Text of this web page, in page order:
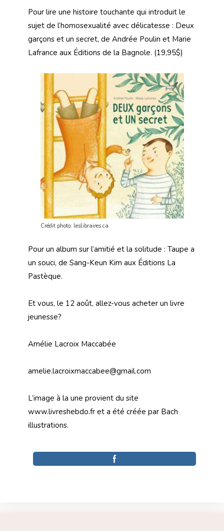
Pour lire une histoire touchante qui introduit le
sujet de l’homosexualité avec délicatesse : Deux
garçons et un secret, de Andrée Poulin et Marie
Lafrance aux Éditions de la Bagnole. (19,95$)
Crédit photo: leslibraires.ca
Pour un album sur l’amitié et la solitude : Taupe a
un souci, de Sang-Keun Kim aux Éditions La
Pastèque.
Et vous, le 12 août, allez-vous acheter un livre
jeunesse?
Amélie Lacroix Maccabée
amelie.lacroixmaccabee@gmail.com
L’image à la une provient du site
www.livreshebdo.fr et a été créée par Bach
illustrations.